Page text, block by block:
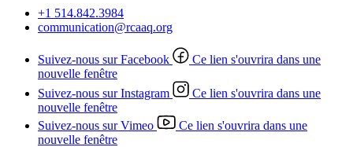
+1 514.842.3984
communication@rcaaq.org
Suivez-nous sur Facebook
Ce lien s'ouvrira dans une
nouvelle fenêtre
Suivez-nous sur Instagram
Ce lien s'ouvrira dans une
nouvelle fenêtre
Suivez-nous sur Vimeo
Ce lien s'ouvrira dans une
nouvelle fenêtre